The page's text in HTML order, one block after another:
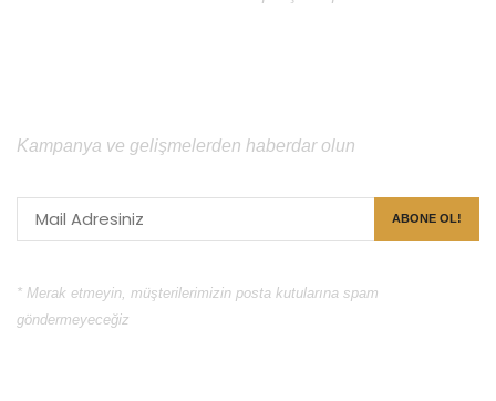
Kampanya ve gelişmelerden haberdar olun
* Merak etmeyin, müşterilerimizin posta kutularına spam
göndermeyeceğiz